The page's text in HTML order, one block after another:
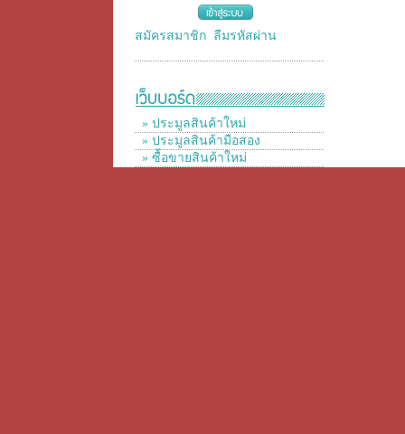
สมัครสมาชิก ลืมรหัสผ่าน
» ประมูลสินค้าใหม่
» ประมูลสินค้ามือสอง
» ซื้อขายสินค้าใหม่